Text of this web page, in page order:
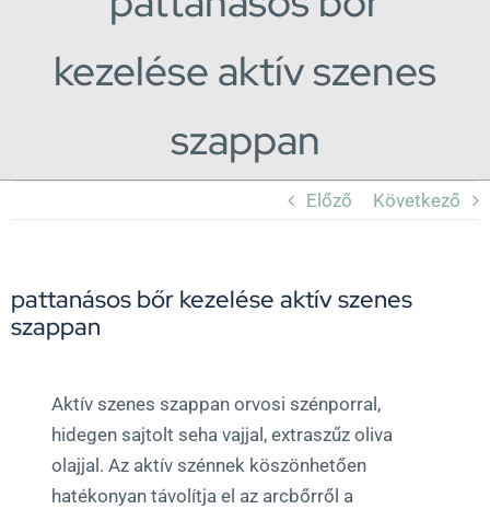
Kapcsolat
kezelése aktív szenes
szappan
Előző Következő
pattanásos bőr kezelése aktív szenes
szappan
Aktív szenes szappan orvosi szénporral,
hidegen sajtolt seha vajjal, extraszűz oliva
olajjal. Az aktív szénnek köszönhetően
hatékonyan távolítja el az arcbőrről a